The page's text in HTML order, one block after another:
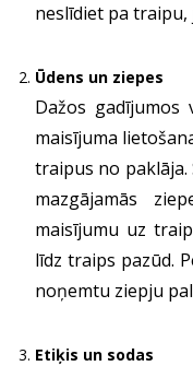
neslīdiet pa
Ūdens un ziepes
Dažos gadījumos
maisījuma
traipus no paklāja.
mazgājamās
maisījumu uz
līdz traips pazūd.
noņemtu ziepju
Etiķis un sodas